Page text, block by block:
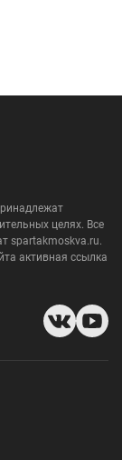
целях. Все
spartakmoskva.ru.
активная ссылка